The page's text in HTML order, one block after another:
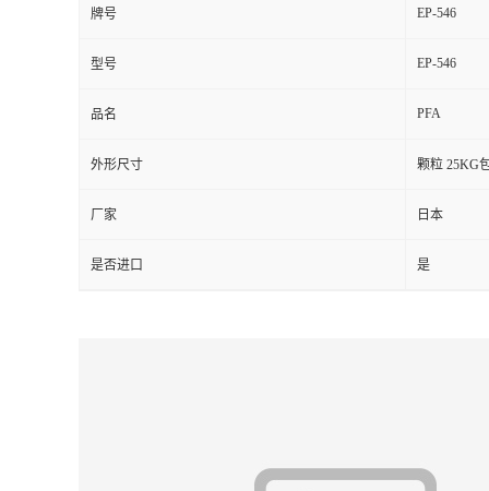
牌号 EP-546
型号 EP-546
品名 PFA
外形尺寸 颗粒 25KG
厂家 日本
是否进口 是